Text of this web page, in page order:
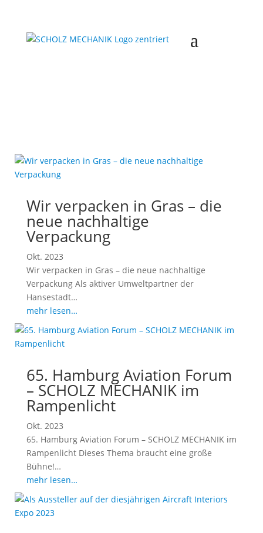
Wir verpacken in Gras – die
neue nachhaltige
Verpackung
Okt. 2023
Wir verpacken in Gras – die neue nachhaltige
Verpackung Als aktiver Umweltpartner der
Hansestadt…
mehr lesen…
65. Hamburg Aviation Forum
– SCHOLZ MECHANIK im
Rampenlicht
Okt. 2023
65. Hamburg Aviation Forum – SCHOLZ MECHANIK im
Rampenlicht Dieses Thema braucht eine große
Bühne!…
mehr lesen…